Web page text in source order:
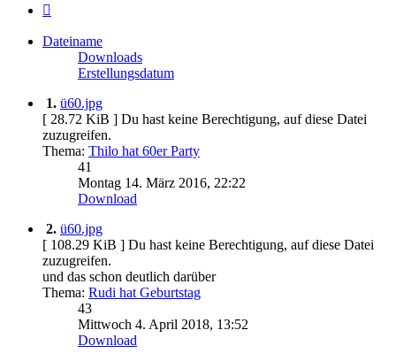
Dateiname
Downloads
Erstellungsdatum
1. ü60.jpg
[ 28.72 KiB ] Du hast keine Berechtigung, auf diese Datei
zuzugreifen.
Thema: Thilo hat 60er Party
41
Montag 14. März 2016, 22:22
Download
2. ü60.jpg
[ 108.29 KiB ] Du hast keine Berechtigung, auf diese Datei
zuzugreifen.
und das schon deutlich darüber
Thema: Rudi hat Geburtstag
43
Mittwoch 4. April 2018, 13:52
Download